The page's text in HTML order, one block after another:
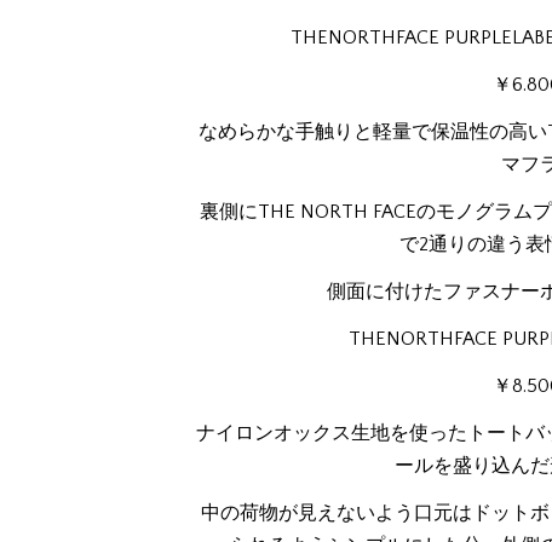
THENORTHFACE
￥
なめらかな手触りと軽量で保温性の高
マフ
裏側にTHE NORTH FACEのモノグラム
で2通りの違う表
側面に付けたファスナー
THENORTHFACE
￥
ナイロンオックス生地を使ったトート
ールを盛り込んだ
中の荷物が見えないよう口元はドット